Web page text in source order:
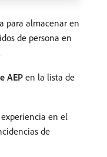
para almacenar en
de persona en
AEP en la lista de
en el
de